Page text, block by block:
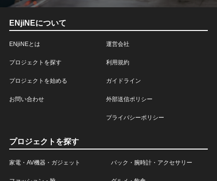
ENjiNEについて
ENjiNEとは
プロジェクトを探す
プロジェクトを始める
お問い合わせ
運営会社
利用規約
ガイドライン
外部送信ポリシー
プライバシーポリシー
プロジェクトを探す
家電・AV機器・ガジェット バック・腕時計・アクセサリー